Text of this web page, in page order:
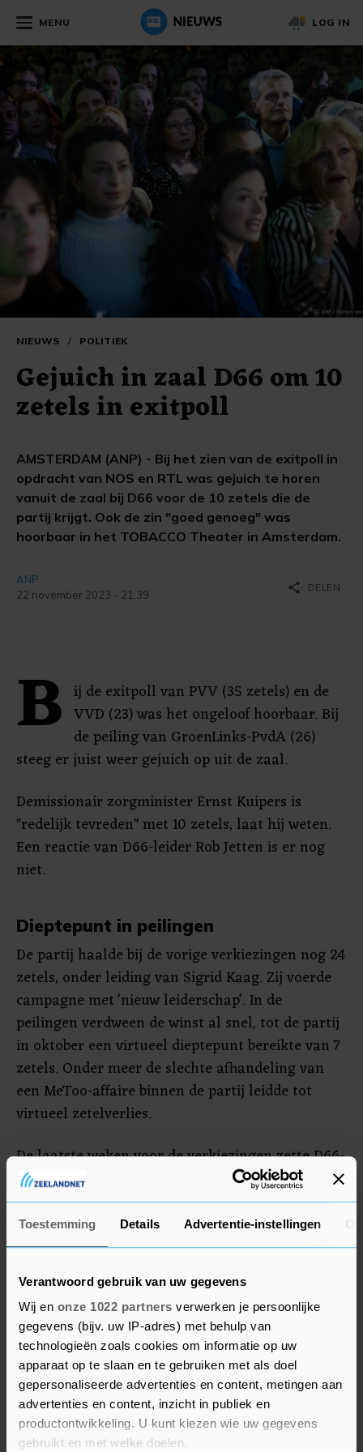
Toestemming Details Advertentie-instellingen
Verantwoord gebruik van uw gegevens
Wij en onze 1022 partners verwerken je persoonlijke
gegevens (bijv. uw IP-adres) met behulp van
technologieën zoals cookies om informatie op uw
apparaat op te slaan en te gebruiken met als doel
gepersonaliseerde advertenties en content, metingen aan
advertenties en content, inzicht in publiek en
productontwikkeling. U kunt kiezen wie uw gegevens
gebruikt en met welke doelen.
MENU LOG IN
NIEUWS / POLITIEK
Gejuich in zaal D66 om 10
zetels in exitpoll
AMSTERDAM (ANP) - Bij het zien van de exitpoll in
opdracht van NOS en RTL was gejuich te horen
vanuit de zaal bij D66 voor de 10 zetels die de
partij krijgt. Ook de zin "goed genoeg" was
hoorbaar in het TOBACCO Theater in Amsterdam.
ANP
22 november 2023 - 21:39
share DELEN
B ij de exitpoll van PVV (35 zetels) en de
VVD (23) was het ongeloof hoorbaar. Bij
de peiling van GroenLinks-PvdA (26)
steeg er juist weer gejuich op uit de zaal.
Demissionair zorgminister Ernst Kuipers is
"redelijk tevreden" met 10 zetels, laat hij weten.
Een reactie van D66-leider Rob Jetten is er nog
niet.
Dieptepunt in peilingen
De partij haalde bij de vorige verkiezingen nog 24
zetels, onder leiding van Sigrid Kaag. Zij voerde
campagne met 'nieuw leiderschap'. In de
peilingen verdween de winst al snel, tot de partij
in oktober een virtueel dieptepunt bereikte van 7
zetels. Onder meer de slechte afhandeling van
een MeToo-affaire binnen de partij leidde tot
virtueel zetelverlies.
De laatste weken voor de verkiezingen zette D66-
leider en demissionair klimaatminister Jetten
tijdens debatten meer de aanval in. In de
Peilingwijzer, het gewogen gemiddelde van
verschillende peilingen, klom de partij weer